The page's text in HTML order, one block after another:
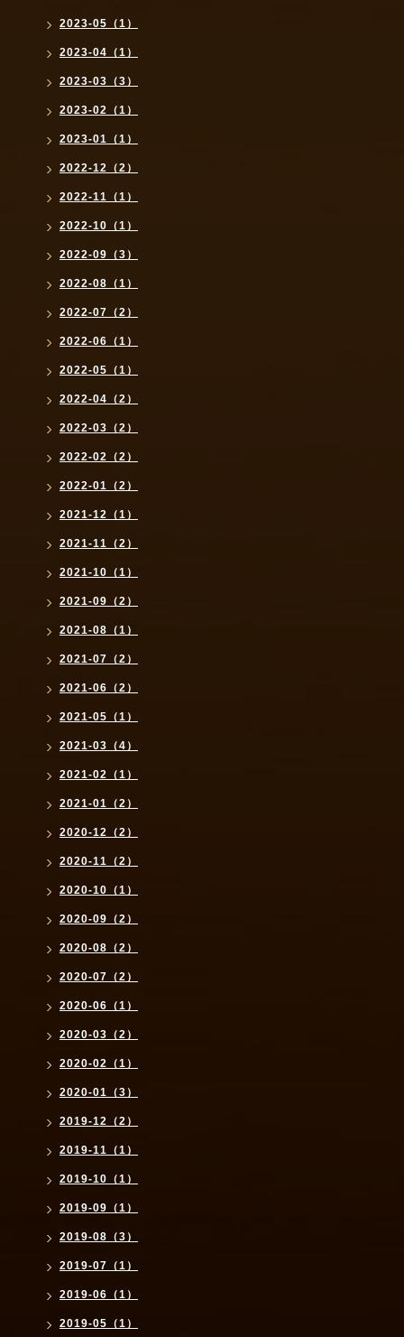
2023-05（1）
2023-04（1）
2023-03（3）
2023-02（1）
2023-01（1）
2022-12（2）
2022-11（1）
2022-10（1）
2022-09（3）
2022-08（1）
2022-07（2）
2022-06（1）
2022-05（1）
2022-04（2）
2022-03（2）
2022-02（2）
2022-01（2）
2021-12（1）
2021-11（2）
2021-10（1）
2021-09（2）
2021-08（1）
2021-07（2）
2021-06（2）
2021-05（1）
2021-03（4）
2021-02（1）
2021-01（2）
2020-12（2）
2020-11（2）
2020-10（1）
2020-09（2）
2020-08（2）
2020-07（2）
2020-06（1）
2020-03（2）
2020-02（1）
2020-01（3）
2019-12（2）
2019-11（1）
2019-10（1）
2019-09（1）
2019-08（3）
2019-07（1）
2019-06（1）
2019-05（1）